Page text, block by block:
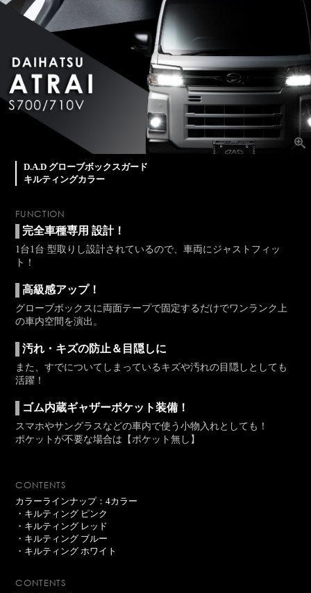
D.A.D グローブボックスガード
キルティングカラー
FUNCTION
完全車種専用 設計！
1台1台 型取りし設計されているので、車両にジャストフィッ
ト！
高級感アップ！
グローブボックスに両面テープで固定するだけでワンランク上
の車内空間を演出。
汚れ・キズの防止＆目隠しに
また、すでについてしまっているキズや汚れの目隠しとしても
活躍！
ゴム内蔵ギャザーポケット装備！
スマホやサングラスなどの車内で使う小物入れとしても！
ポケットが不要な場合は【ポケット無し】
CONTENTS
カラーラインナップ：4カラー
・キルティング ピンク
・キルティング レッド
・キルティング ブルー
・キルティング ホワイト
CONTENTS